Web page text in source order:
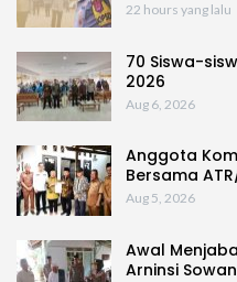
22 hours yang lalu
70 Siswa-
2026
Aug 6, 2026
Anggota
Bersama
Aug 5, 2026
Awal
Arninsi